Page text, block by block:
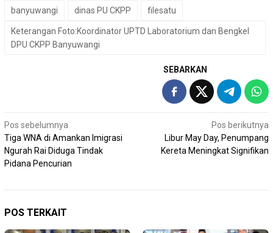
banyuwangi dinas PU CKPP filesatu
Keterangan Foto:Koordinator UPTD Laboratorium dan Bengkel
DPU CKPP Banyuwangi
SEBARKAN
Navigasi
pos
Pos sebelumnya
Tiga WNA di Amankan Imigrasi
Ngurah Rai Diduga Tindak
Pidana Pencurian
Pos berikutnya
Libur May Day, Penumpang
Kereta Meningkat Signifikan
POS TERKAIT